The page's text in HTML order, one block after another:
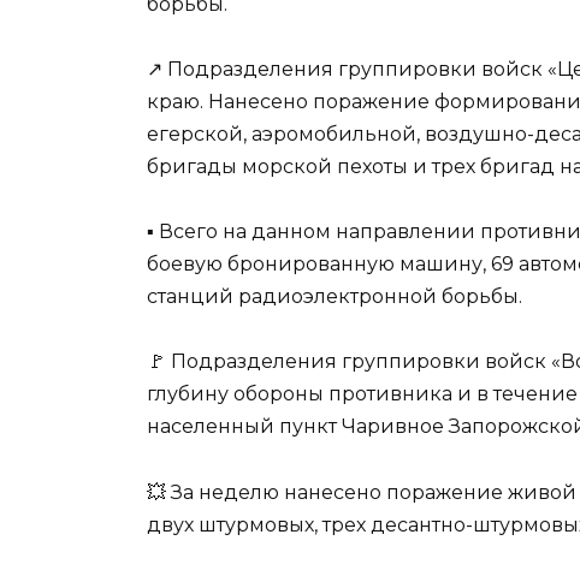
↗️ Подразделения группировки войск
краю. Нанесено поражение
егерской, аэромобильной, воздушно-
бригады морской пехоты и трех бригад
▪️ Всего на данном направлении
боевую бронированную машину, 69
станций радиоэлектронной борьбы.
🚩 Подразделения группировки войск
глубину обороны противника и в
населенный пункт Чаривное
💥 За неделю нанесено поражение
двух штурмовых, трех десантно-